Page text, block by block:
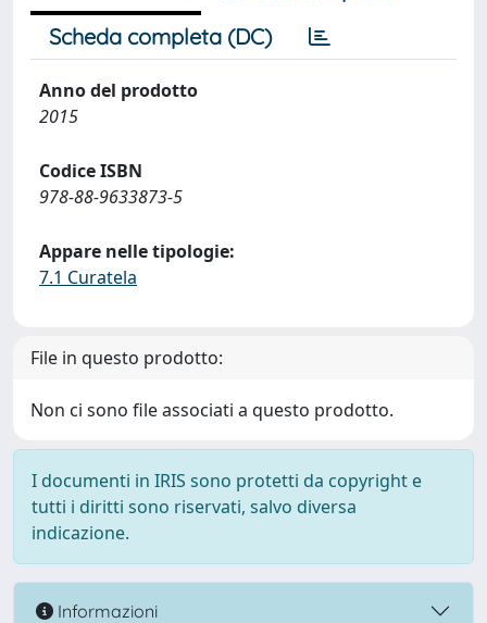
Scheda completa (DC)
Anno del prodotto
2015
Codice ISBN
978-88-9633873-5
Appare nelle tipologie:
7.1 Curatela
File in questo prodotto:
Non ci sono file associati a questo prodotto.
I documenti in IRIS sono protetti da copyright e
tutti i diritti sono riservati, salvo diversa
indicazione.
Informazioni